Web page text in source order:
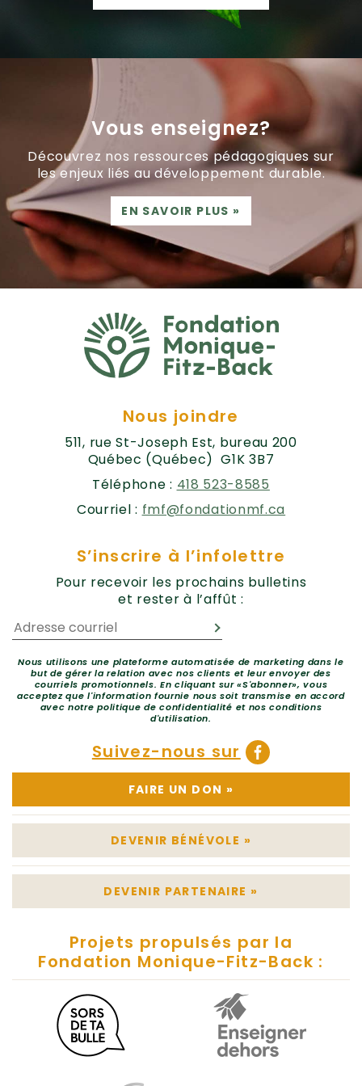
Vous enseignez?
Découvrez nos ressources pédagogiques sur
les enjeux liés au développement durable.
EN SAVOIR PLUS »
Nous joindre
511, rue St-Joseph Est, bureau 200
Québec (Québec) G1K 3B7
Téléphone : 418 523-8585
Courriel : fmf@fondationmf.ca
S’inscrire à l’infolettre
Pour recevoir les prochains bulletins
et rester à l’affût :
Nous utilisons une plateforme automatisée de marketing dans le
but de gérer la relation avec nos clients et leur envoyer des
courriels promotionnels. En cliquant sur «S'abonner», vous
acceptez que l'information fournie nous soit transmise en accord
avec notre politique de confidentialité et nos conditions
d'utilisation.
Suivez-nous sur
FAIRE UN DON »
DEVENIR BÉNÉVOLE »
DEVENIR PARTENAIRE »
Projets propulsés par la
Fondation Monique-Fitz-Back :